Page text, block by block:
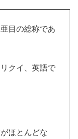
目の総称であ
クイ、英語で
ほとんどな